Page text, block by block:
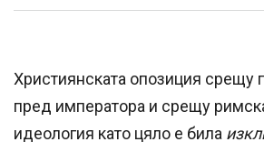
Християнската опозиция срещу
пред императора и срещу
идеология като цяло е била